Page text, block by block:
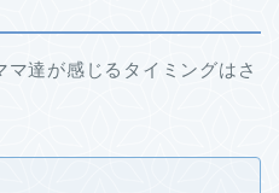
達が感じるタイミングはさ